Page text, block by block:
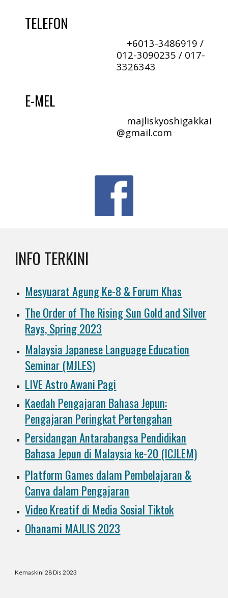
TELEFON
+6013-3486919 /
012-3090235 / 017-
3326343
E-MEL
majliskyoshigakkai
@gmail.com
INFO TERKINI
Mesyuarat Agung Ke-8 & Forum Khas
The Order of The Rising Sun Gold and Silver
Rays, Spring 2023
Malaysia Japanese Language Education
Seminar (MJLES)
LIVE Astro Awani Pagi
Kaedah Pengajaran Bahasa Jepun:
Pengajaran Peringkat Pertengahan
Persidangan Antarabangsa Pendidikan
Bahasa Jepun di Malaysia ke-20 (ICJLEM)
Platform Games dalam Pembelajaran &
Canva dalam Pengajaran
Video Kreatif di Media Sosial Tiktok
Ohanami MAJLIS 2023
Kemaskini 28 Dis 2023